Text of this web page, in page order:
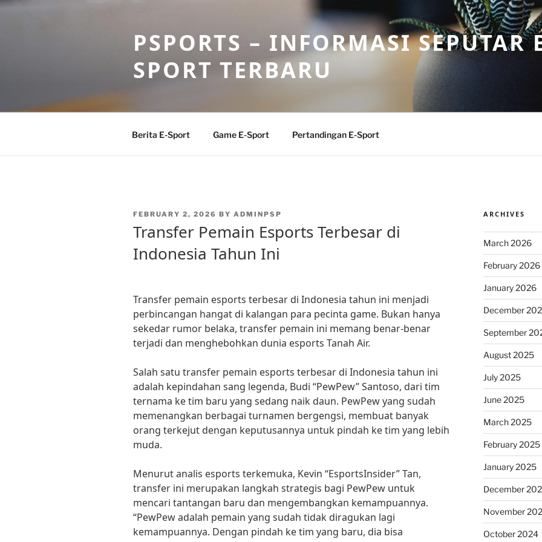
Skip
PSPORTS – INFORMASI SEPUTAR
SPORT TERBARU
Berita E-Sport Game E-Sport Pertandingan E-Sport
POSTED
FEBRUARY 2, 2026 BY ADMINPSP
Transfer Pemain Esports Terbesar di
Indonesia Tahun Ini
Transfer pemain esports terbesar di Indonesia tahun ini menjadi
perbincangan hangat di kalangan para pecinta game. Bukan hanya
sekedar rumor belaka, transfer pemain ini memang benar-benar
terjadi dan menghebohkan dunia esports Tanah Air.
Salah satu transfer pemain esports terbesar di Indonesia tahun ini
adalah kepindahan sang legenda, Budi “PewPew” Santoso, dari tim
ternama ke tim baru yang sedang naik daun. PewPew yang sudah
memenangkan berbagai turnamen bergengsi, membuat banyak
orang terkejut dengan keputusannya untuk pindah ke tim yang lebih
muda.
Menurut analis esports terkemuka, Kevin “EsportsInsider” Tan,
transfer ini merupakan langkah strategis bagi PewPew untuk
mencari tantangan baru dan mengembangkan kemampuannya.
“PewPew adalah pemain yang sudah tidak diragukan lagi
kemampuannya. Dengan pindah ke tim yang baru, dia bisa
ARCHIVES
March 2026
February 2026
January 2026
December
September
August 2025
July 2025
June 2025
March 2025
February 2025
January 2025
December
November
October 2024